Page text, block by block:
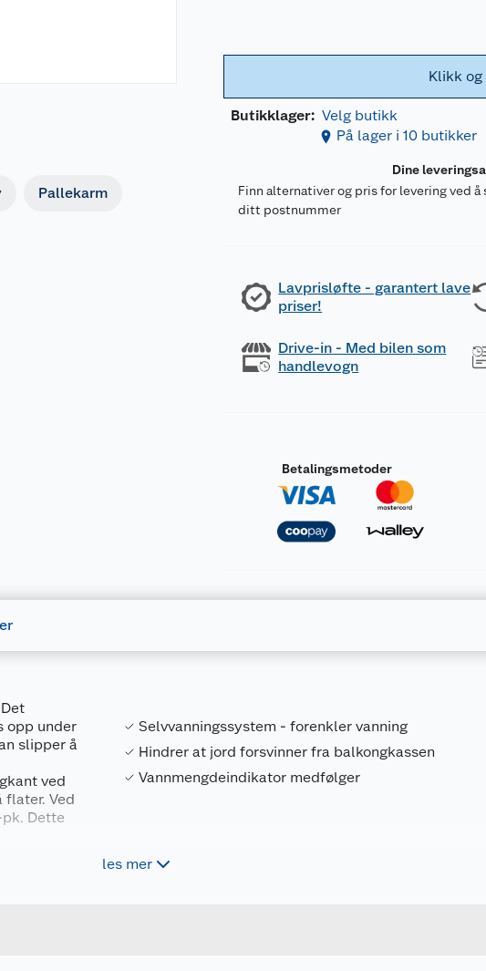
Pallekarm
Klikk og
Butikklager: Velg butikk
På lager i 10 butikker
Dine
Finn alternativer og pris for levering ved å
ditt postnummer
Lavprisløfte - garantert lave
priser!
Drive-in - Med bilen som
handlevogn
Betalingsmetoder
opp under
slipper å
ved
flater. Ved
Dette
Selvvanningssystem - forenkler vanning
Hindrer at jord forsvinner fra balkongkassen
Vannmengdeindikator medfølger
les merForpakningsmål